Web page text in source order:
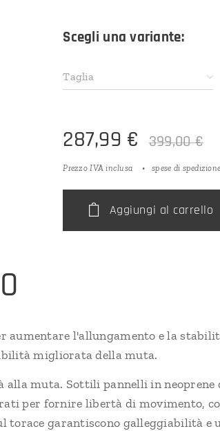
Scegli una variante:
Taglia
287,99 € 399,00€
Prezzo IVA inclusa spese di
Aggiungi al carrello
aumentare l'allungamento e la
migliorata della muta.
muta. Sottili pannelli in neoprene
per fornire libertà di movimento,
torace garantiscono galleggiabilità e